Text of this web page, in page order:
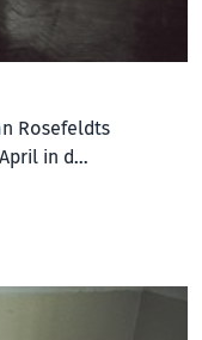
Rosefeldts
in d…